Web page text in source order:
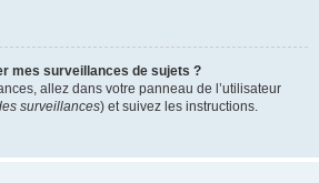
mes surveillances de sujets ?
allez dans votre panneau de l’utilisateur
surveillances) et suivez les instructions.